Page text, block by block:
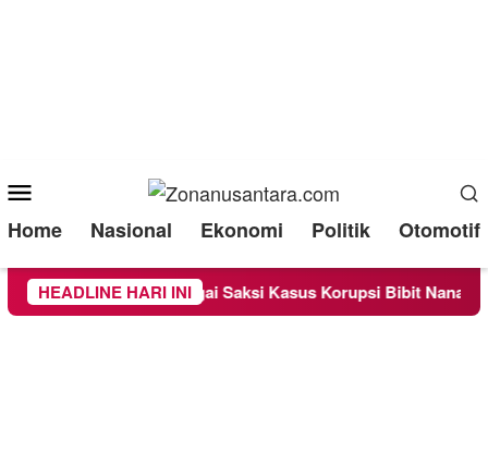
Menu
Home Nasional Ekonomi Politik Otomotif
HEADLINE HARI INI
Diperiksa Sebagai Saksi Kasus Korupsi Bibit Nanas Sulsel